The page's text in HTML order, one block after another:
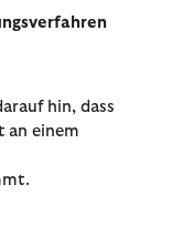
hin, dass
an einem